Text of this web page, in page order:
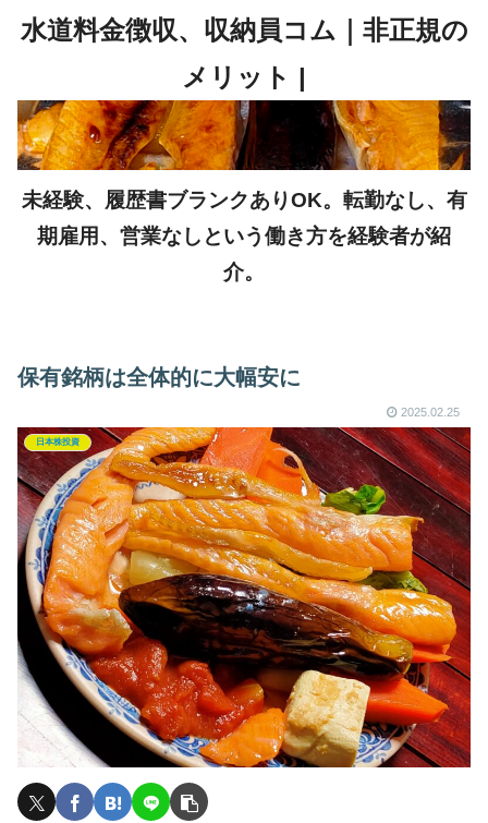
未経験、履歴書ブランクありOK。転勤なし、有
期雇用、営業なしという働き方を経験者が紹
介。
保有銘柄は全体的に大幅安に
2025.02.25
日本株投資